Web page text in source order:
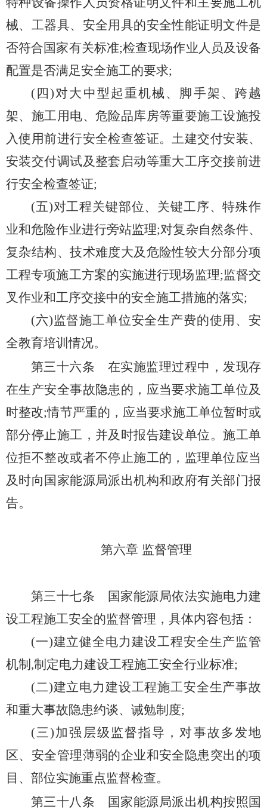
械、工器具、安全用具的安全性能证明文件是
否符合国家有关标准;检查现场作业人员及设备
配置是否满足安全施工的要求;
(四)对大中型起重机械、脚手架、跨越
架、施工用电、危险品库房等重要施工设施投
入使用前进行安全检查签证。土建交付安装、
安装交付调试及整套启动等重大工序交接前进
行安全检查签证;
(五)对工程关键部位、关键工序、特殊作
业和危险作业进行旁站监理;对复杂自然条件、
复杂结构、技术难度大及危险性较大分部分项
工程专项施工方案的实施进行现场监理;监督交
叉作业和工序交接中的安全施工措施的落实;
(六)监督施工单位安全生产费的使用、安
全教育培训情况。
第三十六条 在实施监理过程中，发现存
在生产安全事故隐患的，应当要求施工单位及
时整改;情节严重的，应当要求施工单位暂时或
部分停止施工，并及时报告建设单位。施工单
位拒不整改或者不停止施工的，监理单位应当
及时向国家能源局派出机构和政府有关部门报
告。
第六章 监督管理
第三十七条 国家能源局依法实施电力建
设工程施工安全的监督管理，具体内容包括：
(一)建立健全电力建设工程安全生产监管
机制,制定电力建设工程施工安全行业标准;
(二)建立电力建设工程施工安全生产事故
和重大事故隐患约谈、诫勉制度;
(三)加强层级监督指导，对事故多发地
区、安全管理薄弱的企业和安全隐患突出的项
目、部位实施重点监督检查。
第三十八条 国家能源局派出机构按照国